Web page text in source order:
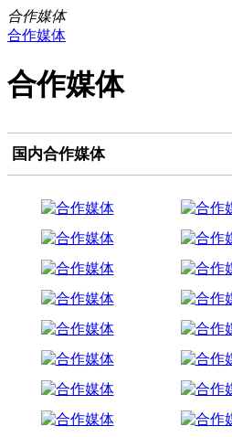
合作媒体
合作媒体
合作媒体
国内合作媒体